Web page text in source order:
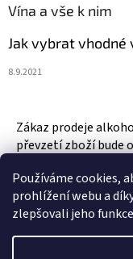
Používáme cookies,
prohlížení webu a
zlepšovali jeho
Vína a vše k nim
Jak vybrat vhodné
8.9.2021
Zákaz prodeje
převzetí zboží bude